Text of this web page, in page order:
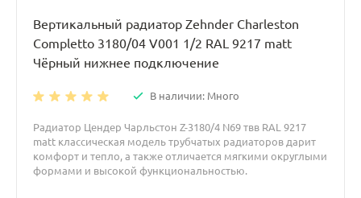
Вертикальный радиатор Zehnder Charleston
Completto 3180/04 V001 1/2 RAL 9217 matt
Чёрный нижнее подключение
В наличии: Много
Радиатор Цендер Чарльстон Z-3180/4 N69 твв RAL 9217
matt классическая модель трубчатых радиаторов дарит
комфорт и тепло, а также отличается мягкими округлыми
формами и высокой функциональностью.